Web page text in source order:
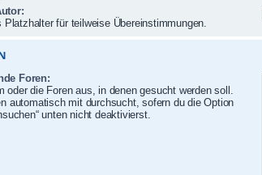
für teilweise Übereinstimmungen.
Foren:
oder die Foren aus, in denen gesucht werden soll.
automatisch mit durchsucht, sofern du die Option
unten nicht deaktivierst.